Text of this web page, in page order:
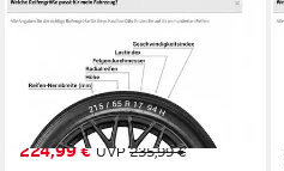
PIRELLI
Pirelli Sommerreifen PIRELLI
Kraftstoffeffizienz
Produktdatenblatt
Nasshaftung
Produktdatenblatt
224,99 € UVP235,99 €